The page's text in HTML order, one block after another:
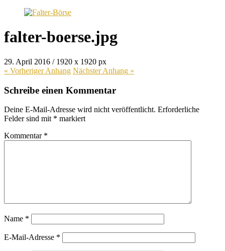
falter-boerse.jpg
29. April 2016 / 1920 x 1920 px
« VorherigerAnhang NächsterAnhang »
Schreibe einen Kommentar
Deine E-Mail-Adresse wird nicht veröffentlicht. Erforderliche
Felder sind mit * markiert
Kommentar *
Name *
E-Mail-Adresse *